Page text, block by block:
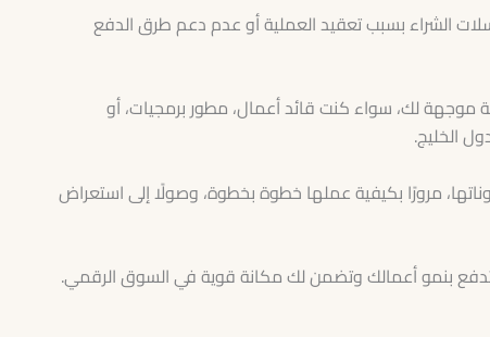
الشراء بسبب تعقيد العملية أو عدم دعم طرق الدفع
لك، سواء كنت قائد أعمال، مطور برمجيات، أو
الخليج.
مرورًا بكيفية عملها خطوة بخطوة، وصولًا إلى استعراض
تدفع بنمو أعمالك وتضمن لك مكانة قوية في السوق الرقمي.